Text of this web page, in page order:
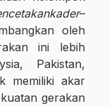
kader–
oleh
ini lebih
Pakistan,
memiliki akar
gerakan